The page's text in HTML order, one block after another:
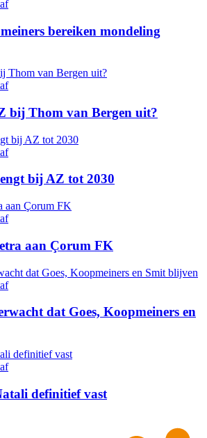
bereiken mondeling
bij Thom van Bergen uit?
bij AZ tot 2030
aan Çorum FK
dat Goes, Koopmeiners en
definitief vast